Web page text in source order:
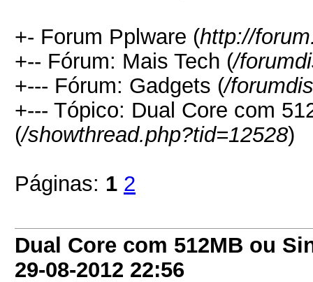
+- Forum Pplware (http://
+-- Fórum: Mais Tech (/
+--- Fórum: Gadgets (/
+--- Tópico: Dual Core com
(/showthread.php?tid=12528)
Páginas: 1 2
Dual Core com 512MB ou
29-08-2012 22:56